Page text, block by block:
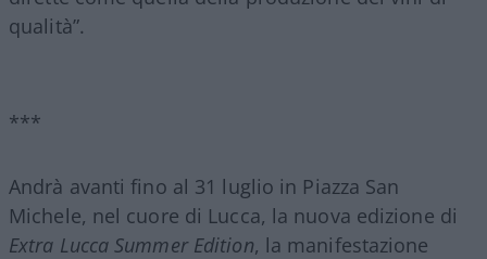
qualità”.
***
Andrà avanti fino al 31 luglio in Piazza San
Michele, nel cuore di Lucca, la nuova edizione di
Extra Lucca Summer Edition, la manifestazione